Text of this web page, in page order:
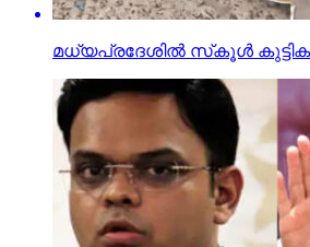
മധ്യപ്രദേശില്‍ സ്‌കൂള്‍